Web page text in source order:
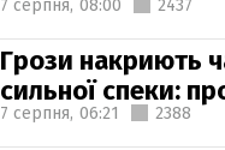
7 серпня, 08:00 2437
Грози накриють
сильної спеки:
7 серпня, 06:21 2388